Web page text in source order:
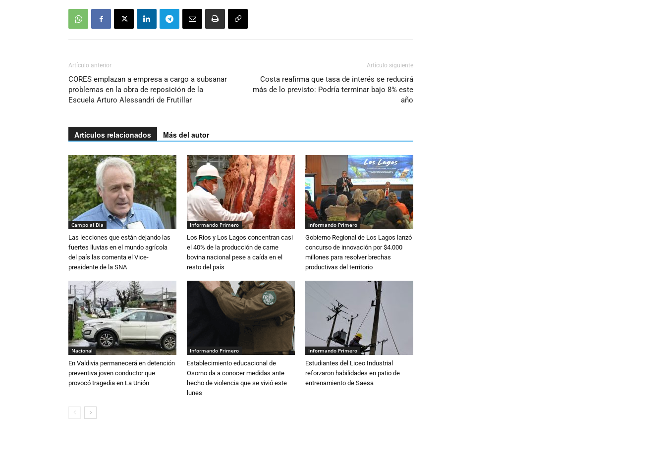
Artículo anterior
CORES emplazan a empresa a cargo a subsanar
problemas en la obra de reposición de la
Escuela Arturo Alessandri de Frutillar
Artículo siguiente
Costa reafirma que tasa de interés se reducirá
más de lo previsto: Podría terminar bajo 8% este
año
Artículos relacionados Más del autor
Campo al Día
Las lecciones que están dejando las
fuertes lluvias en el mundo agrícola
del país las comenta el Vice-
presidente de la SNA
Informando Primero
Los Ríos y Los Lagos concentran casi
el 40% de la producción de carne
bovina nacional pese a caída en el
resto del país
Informando Primero
Gobierno Regional de Los Lagos lanzó
concurso de innovación por $4.000
millones para resolver brechas
productivas del territorio
Nacional
En Valdivia permanecerá en detención
preventiva joven conductor que
provocó tragedia en La Unión
Informando Primero
Establecimiento educacional de
Osorno da a conocer medidas ante
hecho de violencia que se vivió este
lunes
Informando Primero
Estudiantes del Liceo Industrial
reforzaron habilidades en patio de
entrenamiento de Saesa